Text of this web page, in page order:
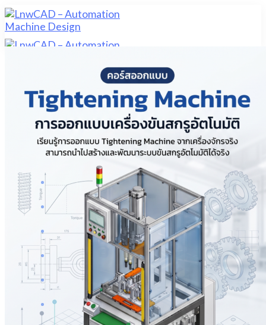
Skip
to
content
สินค้า
มุมความรู้
CAD CAM CAE
ออกแบบเครื่องจักร (Machine Design)
โปรแกรม (Program)
โครงงาน( Project)
การพัฒนาตนเอง (Self-Development)
ความรู้ทั่วไป